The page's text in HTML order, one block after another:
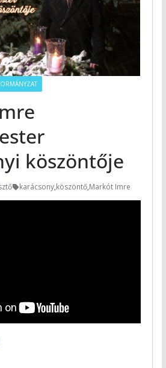
köszöntője
karácsony,köszöntő,Markót Imre